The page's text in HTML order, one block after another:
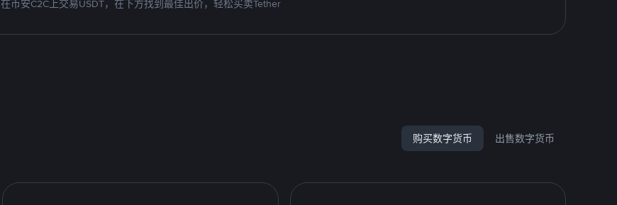
在币安C2C上交易USDT，在下方找到最佳出价，轻松买卖Tether
购买数字货币 出售数字货币